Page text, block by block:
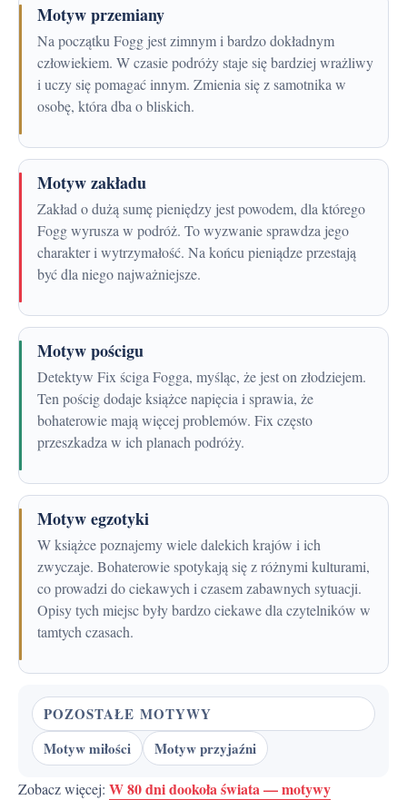
Motyw przemiany
Na początku Fogg jest zimnym i bardzo dokładnym
człowiekiem. W czasie podróży staje się bardziej wrażliwy
i uczy się pomagać innym. Zmienia się z samotnika w
osobę, która dba o bliskich.
Motyw zakładu
Zakład o dużą sumę pieniędzy jest powodem, dla którego
Fogg wyrusza w podróż. To wyzwanie sprawdza jego
charakter i wytrzymałość. Na końcu pieniądze przestają
być dla niego najważniejsze.
Motyw pościgu
Detektyw Fix ściga Fogga, myśląc, że jest on złodziejem.
Ten pościg dodaje książce napięcia i sprawia, że
bohaterowie mają więcej problemów. Fix często
przeszkadza w ich planach podróży.
Motyw egzotyki
W książce poznajemy wiele dalekich krajów i ich
zwyczaje. Bohaterowie spotykają się z różnymi kulturami,
co prowadzi do ciekawych i czasem zabawnych sytuacji.
Opisy tych miejsc były bardzo ciekawe dla czytelników w
tamtych czasach.
POZOSTAŁE MOTYWY
Motyw miłości
Motyw przyjaźni
Zobacz więcej: W 80 dni dookoła świata — motywy